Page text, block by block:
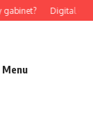
Digital
Menu